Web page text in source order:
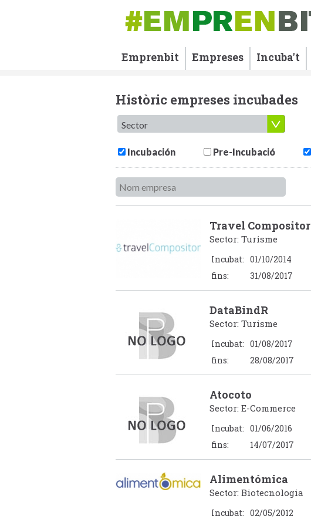
Emprenbit Empreses Incuba't
Històric empreses incubades
Incubación Pre-Incubació
Travel Compositor
Sector: Turisme
Incubat: 01/10/2014
fins:
31/08/2017
DataBindR
Sector: Turisme
Incubat: 01/08/2017
fins:
28/08/2017
Atocoto
Sector: E-Commerce
Incubat: 01/06/2016
fins:
14/07/2017
Alimentómica
Sector: Biotecnologia
Incubat: 02/05/2012